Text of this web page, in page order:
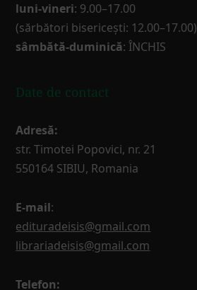
luni-vineri: 9.00–17.00
(sărbători bisericești: 12.00–17.00)
sâmbătă-duminică: ÎNCHIS
Date de contact
Adresă:
str. Timotei Popovici, nr. 21
550164 SIBIU, Romania
E-mail:
edituradeisis@gmail.com
librariadeisis@gmail.com
Telefon: